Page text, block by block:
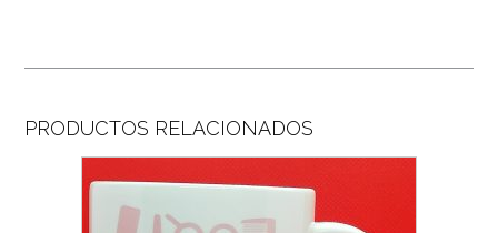
PRODUCTOS RELACIONADOS